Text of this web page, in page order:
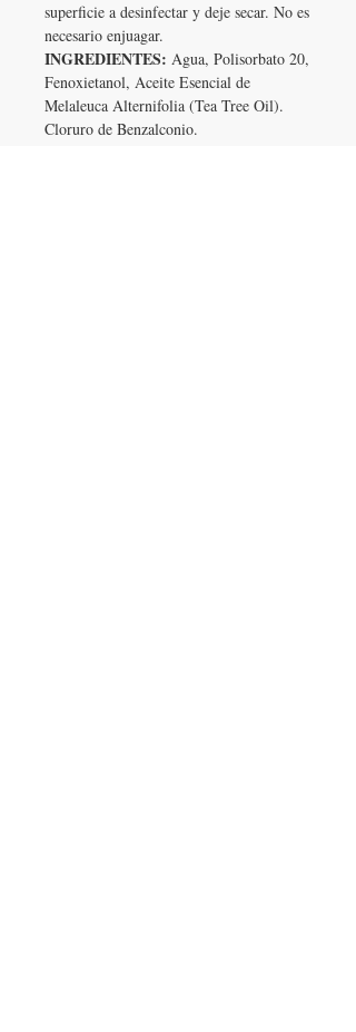
superficie a desinfectar y deje secar. No es
necesario enjuagar.
INGREDIENTES: Agua, Polisorbato 20,
Fenoxietanol, Aceite Esencial de
Melaleuca Alternifolia (Tea Tree Oil).
Cloruro de Benzalconio.